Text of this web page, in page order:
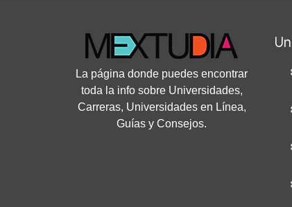
La página donde puedes encontrar
toda la info sobre Universidades,
Carreras, Universidades en Línea,
Guías y Consejos.